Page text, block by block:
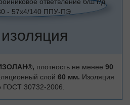
плотность не менее 90
слой 60 мм. Изоляция
ГОСТ 30732-2006.